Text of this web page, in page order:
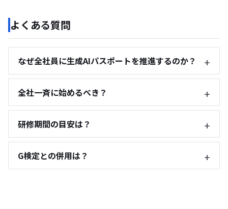
よくある質問
なぜ全社員に生成AIパスポートを推進するのか？
全社一斉に始めるべき？
研修期間の目安は？
G検定との併用は？